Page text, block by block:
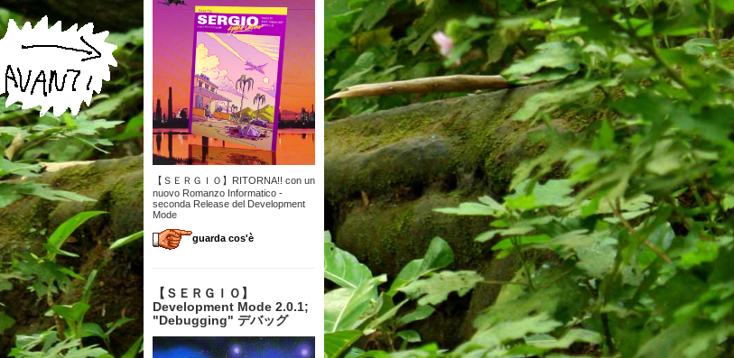
【ＳＥＲＧＩＯ】RITORNA!! con un
nuovo Romanzo Informatico -
seconda Release del Development
Mode
guarda cos'è
【 ＳＥＲＧＩＯ】
Development Mode 2.0.1;
"Debugging" デバッグ